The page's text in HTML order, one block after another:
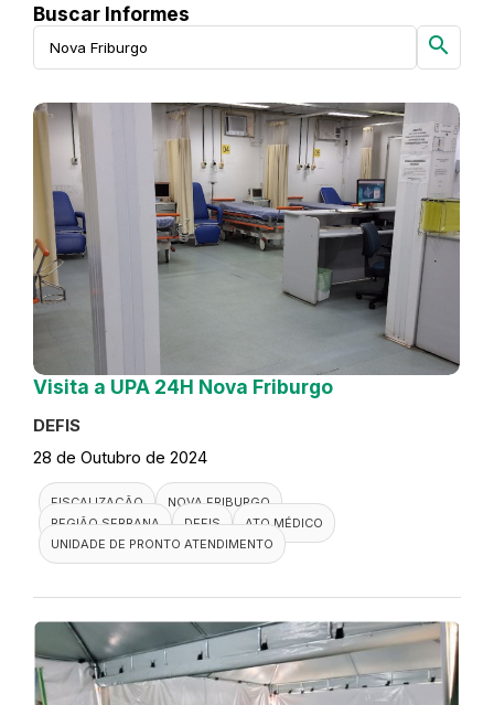
Buscar Informes
search
Visita a UPA 24H Nova Friburgo
DEFIS
28 de Outubro de 2024
FISCALIZAÇÃO
NOVA FRIBURGO
REGIÃO SERRANA
DEFIS
ATO MÉDICO
UNIDADE DE PRONTO ATENDIMENTO